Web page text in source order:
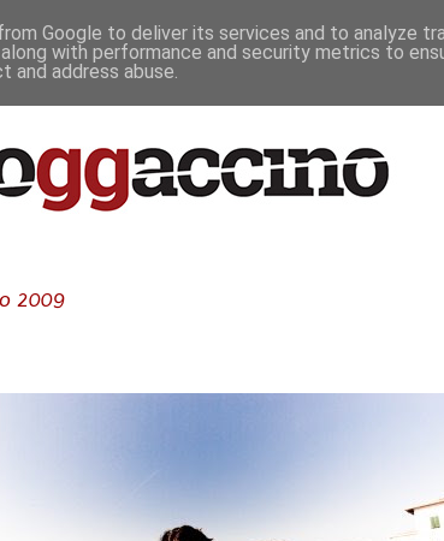
2009
Google to deliver its services and to analyze
with performance and security metrics to
address abuse.